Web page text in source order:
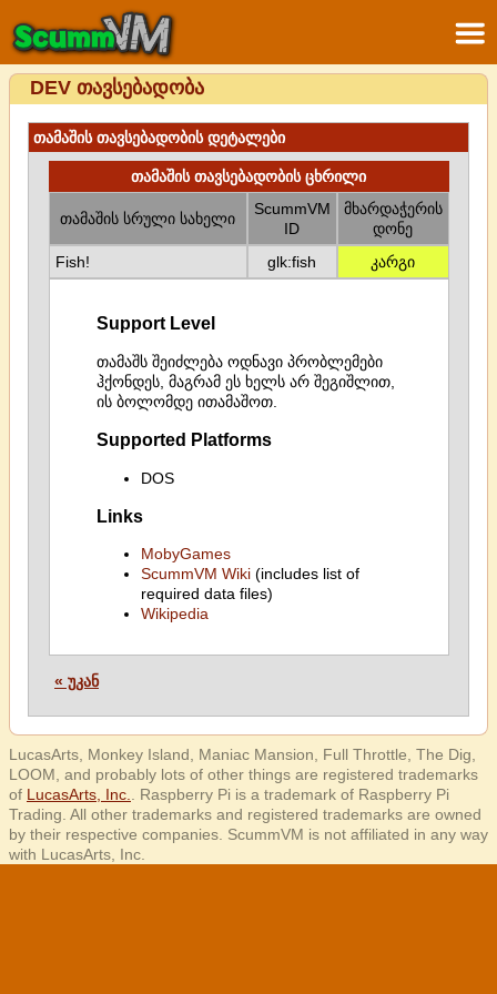
DEV თავსებადობა
თამაშის თავსებადობის დეტალები
თამაშის თავსებადობის ცხრილი
თამაშის სრული სახელი
ScummVM
ID
მხარდაჭერის
დონე
Fish!
glk:fish კარგი
Support Level
თამაშს შეიძლება ოდნავი პრობლემები
ჰქონდეს, მაგრამ ეს ხელს არ შეგიშლით,
ის ბოლომდე ითამაშოთ.
Supported Platforms
DOS
Links
MobyGames
ScummVM Wiki(includes list of
required data files)
Wikipedia
« უკან
LucasArts, Monkey Island, Maniac Mansion, Full Throttle, The Dig,
LOOM, and probably lots of other things are registered trademarks
of LucasArts, Inc.
. Raspberry Pi is a trademark of Raspberry Pi
Trading. All other trademarks and registered trademarks are owned
by their respective companies. ScummVM is not affiliated in any way
with LucasArts, Inc.